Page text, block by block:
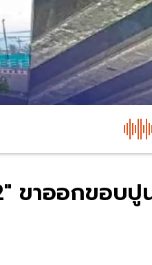
ขาออกขอบ